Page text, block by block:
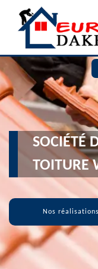
SOCIÉTÉ
TOITURE
Nos réalisations